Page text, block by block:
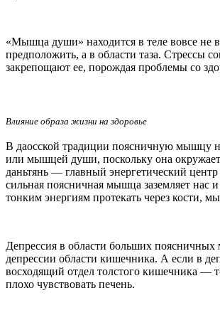
«Мышца души» находится в теле вовсе не
предположить, а в области таза. Стрессы
закрепощают ее, порождая проблемы со
Влияние образа жизни на здоровье
В даосской традиции поясничную мышцу
или мышцей души, поскольку она окружает
даньтянь — главный энергетический центр
сильная поясничная мышца заземляет нас
тонким энергиям протекать через кости,
Депрессия в области больших
депрессии области кишечника. А если в
восходящий отдел толстого кишечника —
плохо чувствовать печень.